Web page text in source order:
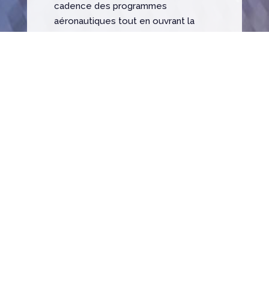
cadence des programmes
aéronautiques tout en ouvrant la